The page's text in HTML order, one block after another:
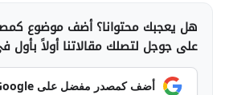
هل يعجبك محتوانا؟ أضف موضوع
على جوجل لتصلك مقالاتنا أولاً بأول
أضف كمصدر مفضل على Google